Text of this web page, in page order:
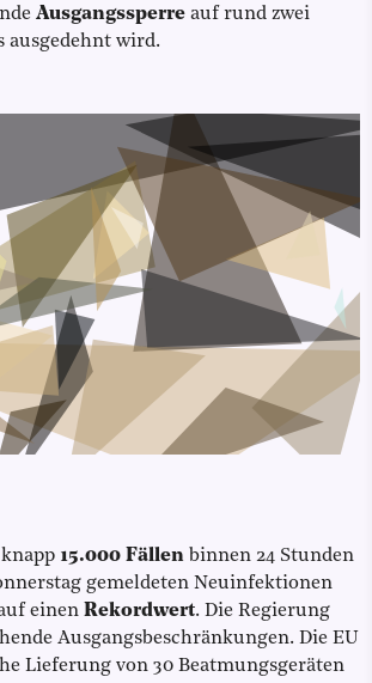
Ausgangssperre auf rund zwei
ausgedehnt wird.
15.000 Fällen binnen 24 Stunden
gemeldeten Neuinfektionen
einen Rekordwert. Die Regierung
Ausgangsbeschränkungen. Die EU
Lieferung von 30 Beatmungsgeräten